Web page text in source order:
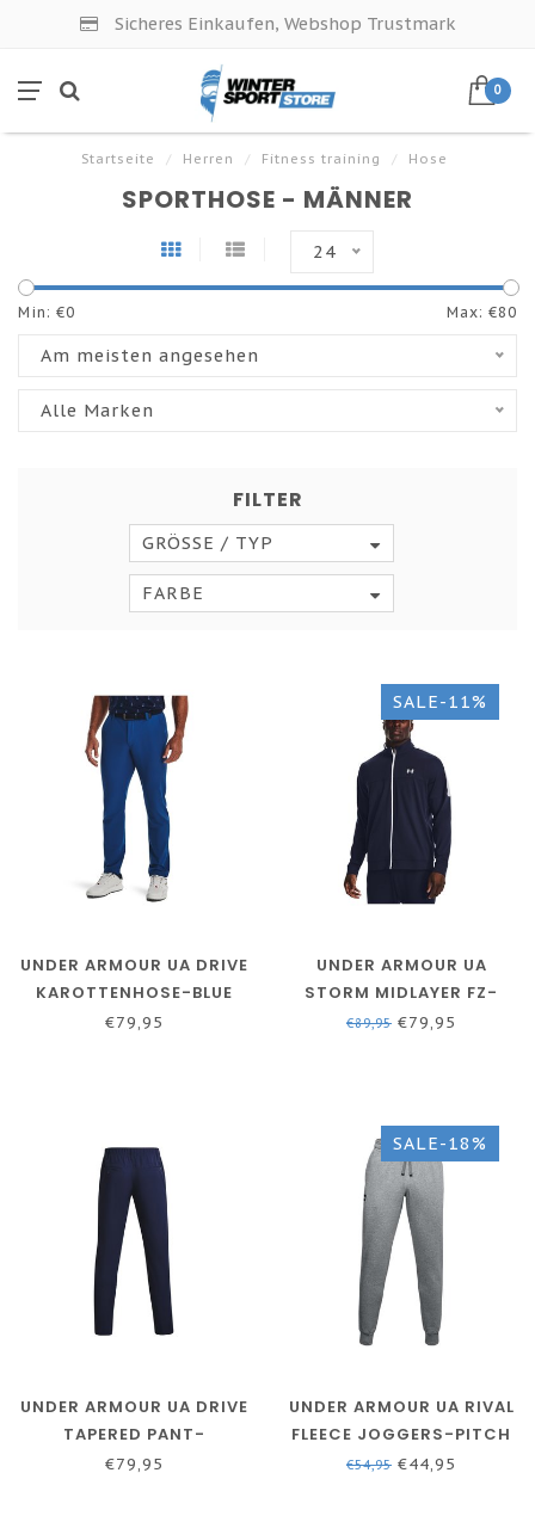
Sicheres Einkaufen, Webshop Trustmark
0
Startseite / Herren / Fitness training / Hose
SPORTHOSE - MÄNNER
24
Min: €0 Max: €80
Am meisten angesehen
Alle Marken
FILTER
GRÖSSE / TYP
FARBE
UNDER ARMOUR UA DRIVE
KAROTTENHOSE-BLUE
MIRAGE // HALO GREY
€79,95
SALE-11%
UNDER ARMOUR UA
STORM MIDLAYER FZ-
MIDNIGHT NAVY /
€89,95 €79,95
UNDER ARMOUR UA DRIVE
TAPERED PANT-
MIDNIGHT NAVY // HALO
€79,95
SALE-18%
UNDER ARMOUR UA RIVAL
FLEECE JOGGERS-PITCH
HELLGRAU / WEISS
€54,95 €44,95